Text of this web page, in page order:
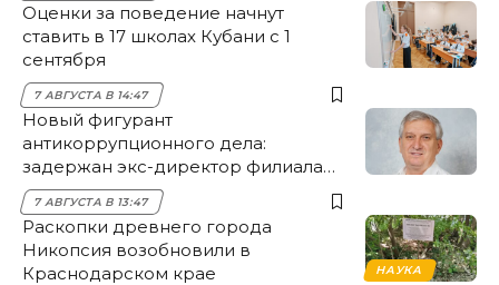
Оценки за поведение начнут
ставить в 17 школах Кубани с 1
сентября
7 АВГУСТА В 14:47
Новый фигурант
антикоррупционного дела:
задержан экс-директор филиала
НЭСК Крымска
7 АВГУСТА В 13:47
НАУКА
Раскопки древнего города
Никопсия возобновили в
Краснодарском крае